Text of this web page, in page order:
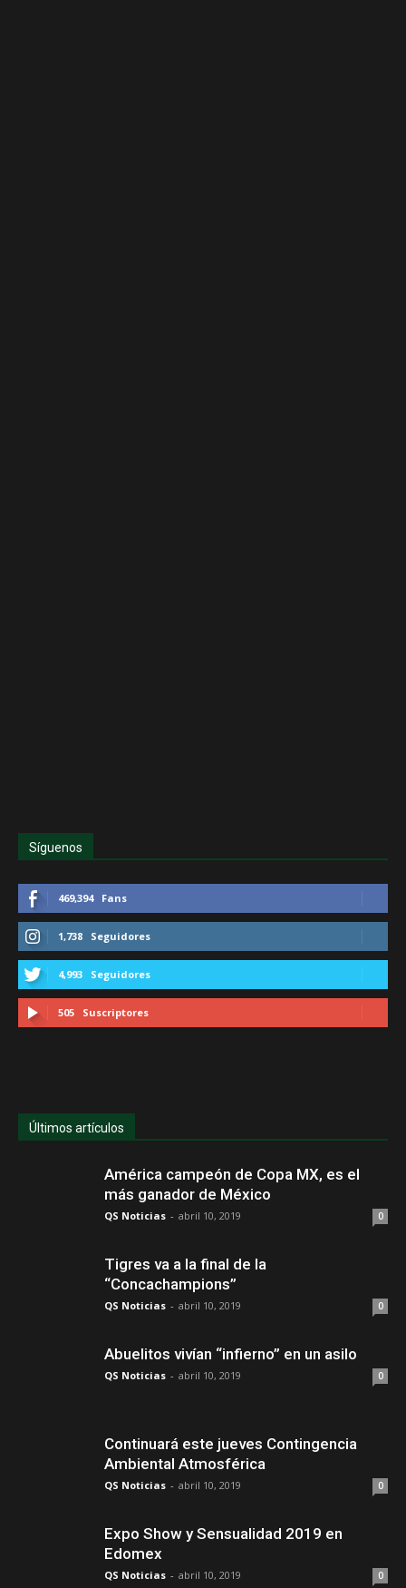
Síguenos
469,394 Fans
1,738 Seguidores
4,993 Seguidores
505 Suscriptores
Últimos artículos
América campeón de Copa MX, es el
más ganador de México
QS Noticias - abril 10, 2019 0
Tigres va a la final de la
“Concachampions”
QS Noticias - abril 10, 2019 0
Abuelitos vivían “infierno” en un asilo
QS Noticias - abril 10, 2019 0
Continuará este jueves Contingencia
Ambiental Atmosférica
QS Noticias - abril 10, 2019 0
Expo Show y Sensualidad 2019 en
Edomex
QS Noticias - abril 10, 2019 0